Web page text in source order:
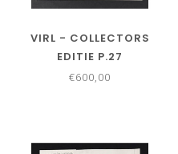
VIRL - COLLECTORS
EDITIE P.27
€600,00